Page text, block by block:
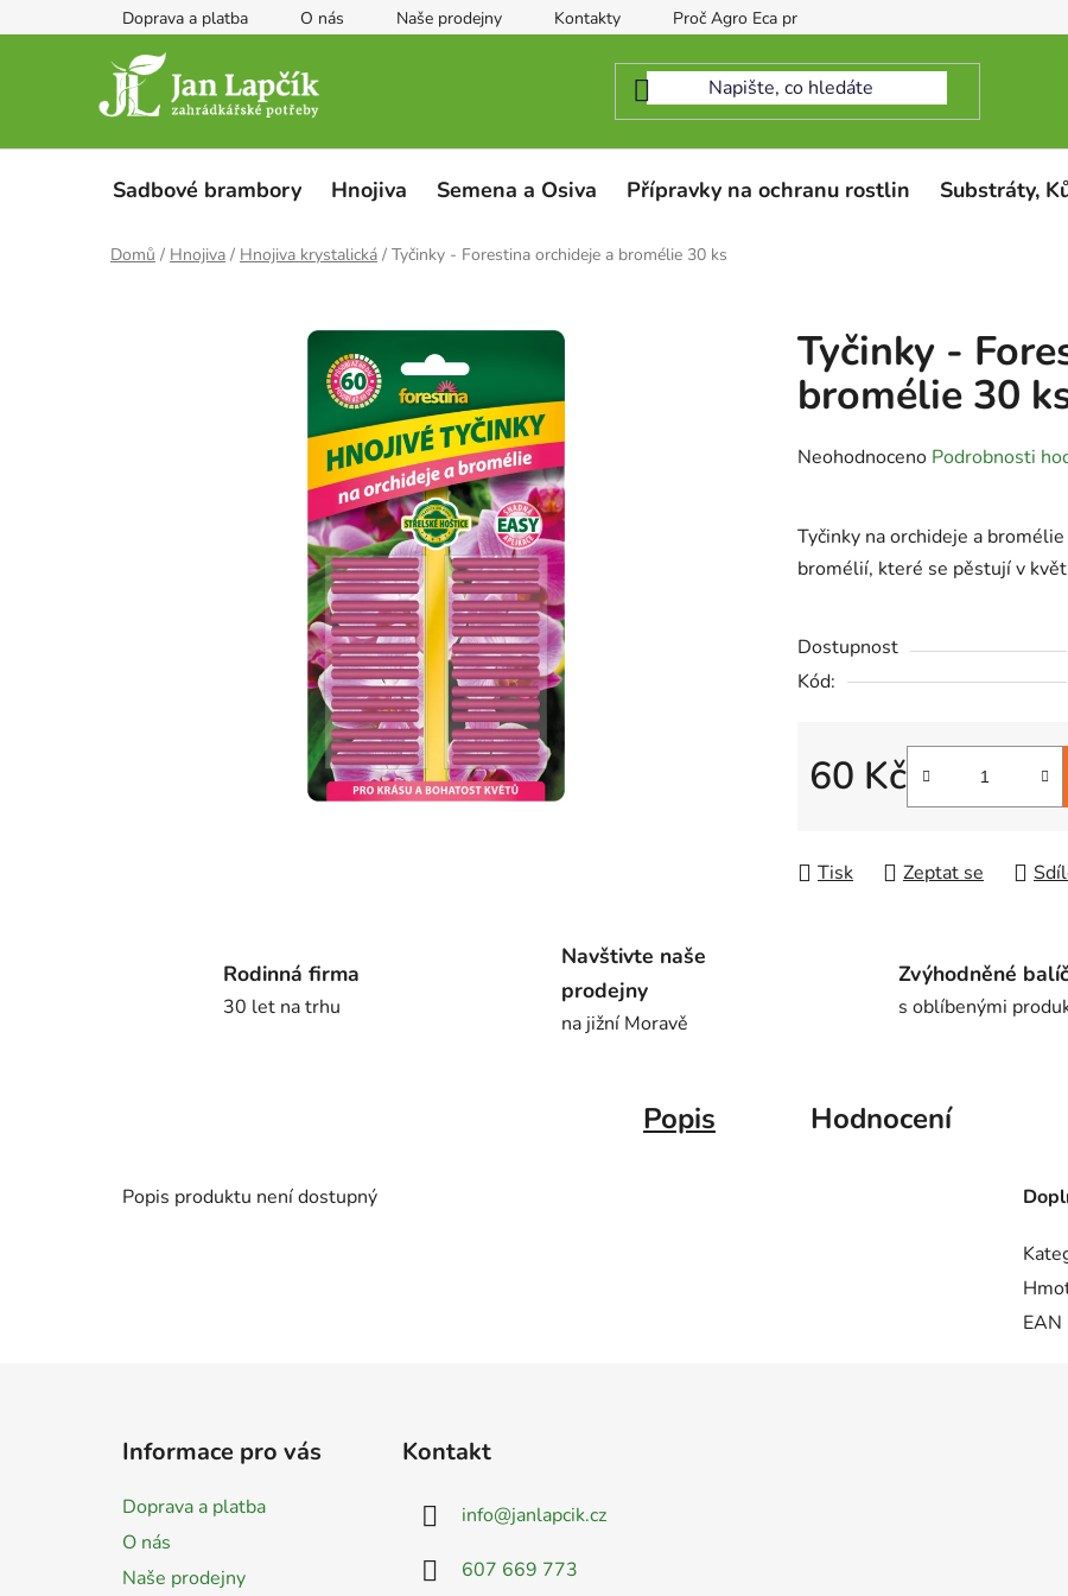
na
Doprava a platba O nás Naše prodejny Kontakty Proč Agro Eca protect
Sadbové brambory Hnojiva Semena a Osiva Přípravky na ochranu rostlin Substráty,
Domů / Hnojiva / Hnojiva krystalická / Tyčinky - Forestina orchideje a bromélie 30 ks
Tyčinky -
bromélie 30
Průměrné
je
0,0
5
hvězdiček.
Neohodnoceno Podrobnosti
Tyčinky na orchideje a
bromélií, které se pěstují v
Dostupnost
Kód:
60 Kč
Měrná cena:
Tisk Zeptat se
Rodinná firma
30 let na trhu
Navštivte naše
prodejny
na jižní Moravě
Zvýhodněné
s oblíbenými
Popis Hodnocení
Popis produktu není dostupný
EAN
Informace pro vás
Doprava a platba
O nás
Naše prodejny
Kontakt
info@janlapcik.cz
607 669 773